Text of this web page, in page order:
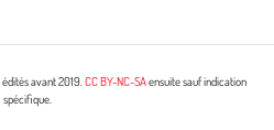
avant 2019.CC BY-NC-SAensuite sauf indication
spécifique.